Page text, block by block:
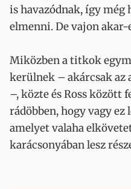
is havazódnak, így még
elmenni. De vajon akar-
Miközben a titkok
kerülnek – akárcsak az
–, közte és Ross között
rádöbben, hogy vagy ez
amelyet valaha
karácsonyában lesz